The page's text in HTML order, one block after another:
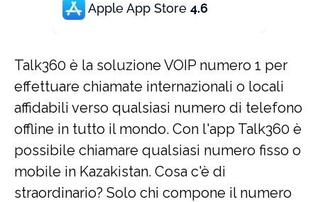
Apple App Store 4.6
Talk360 è la soluzione VOIP numero 1 per
effettuare chiamate internazionali o locali
affidabili verso qualsiasi numero di telefono
offline in tutto il mondo. Con l'app Talk360 è
possibile chiamare qualsiasi numero fisso o
mobile in Kazakistan. Cosa c'è di
straordinario? Solo chi compone il numero